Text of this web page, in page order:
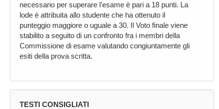
necessario per superare l'esame è pari a 18 punti. La
lode è attribuita allo studente che ha ottenuto il
punteggio maggiore o uguale a 30. Il Voto finale viene
stabilito a seguito di un confronto fra i membri della
Commissione di esame valutando congiuntamente gli
esiti della prova scritta.
TESTI CONSIGLIATI